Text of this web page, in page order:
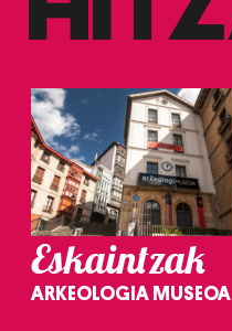
Eskaintzak
ARKEOLOGIA MUSEOA